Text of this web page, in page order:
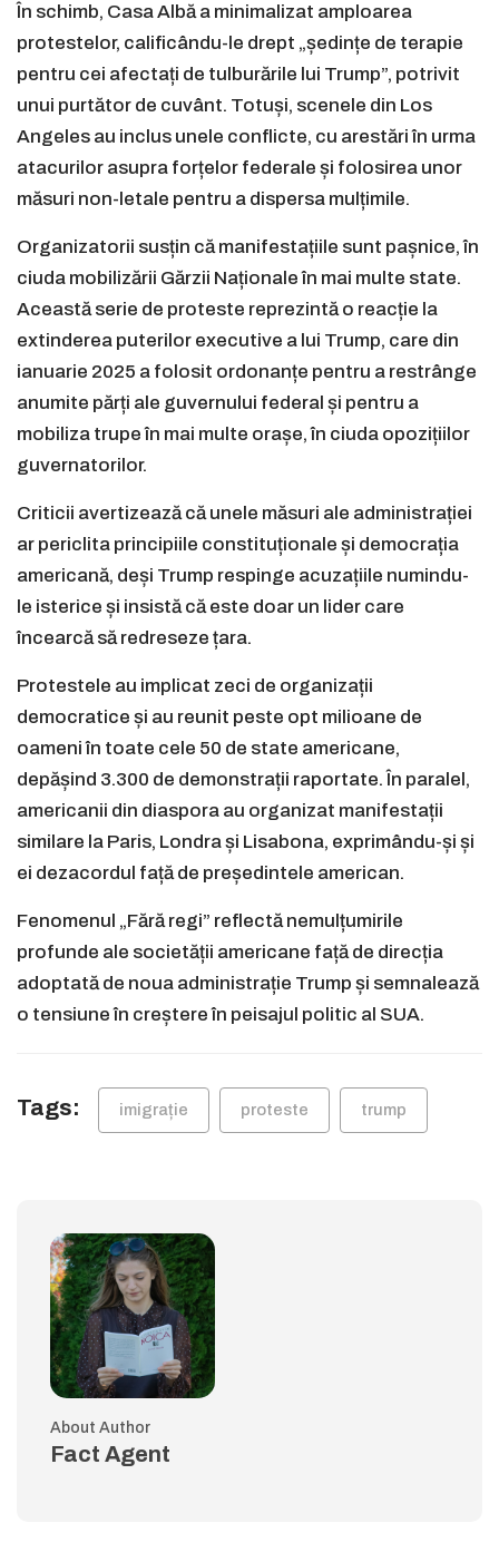
În schimb, Casa Albă a minimalizat amploarea
protestelor, calificându-le drept „ședințe de terapie
pentru cei afectați de tulburările lui Trump”, potrivit
unui purtător de cuvânt. Totuși, scenele din Los
Angeles au inclus unele conflicte, cu arestări în urma
atacurilor asupra forțelor federale și folosirea unor
măsuri non-letale pentru a dispersa mulțimile.
Organizatorii susțin că manifestațiile sunt pașnice, în
ciuda mobilizării Gărzii Naționale în mai multe state.
Această serie de proteste reprezintă o reacție la
extinderea puterilor executive a lui Trump, care din
ianuarie 2025 a folosit ordonanțe pentru a restrânge
anumite părți ale guvernului federal și pentru a
mobiliza trupe în mai multe orașe, în ciuda opozițiilor
guvernatorilor.
Criticii avertizează că unele măsuri ale administrației
ar periclita principiile constituționale și democrația
americană, deși Trump respinge acuzațiile numindu-
le isterice și insistă că este doar un lider care
încearcă să redreseze țara.
Protestele au implicat zeci de organizații
democratice și au reunit peste opt milioane de
oameni în toate cele 50 de state americane,
depășind 3.300 de demonstrații raportate. În paralel,
americanii din diaspora au organizat manifestații
similare la Paris, Londra și Lisabona, exprimându-și și
ei dezacordul față de președintele american.
Fenomenul „Fără regi” reflectă nemulțumirile
profunde ale societății americane față de direcția
adoptată de noua administrație Trump și semnalează
o tensiune în creștere în peisajul politic al SUA.
Tags: imigrație proteste trump
About Author
Fact Agent